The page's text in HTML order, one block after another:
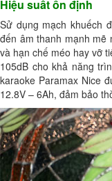
Hiệu suất ổn định
Sử dụng mạch khuếch
đến âm thanh mạnh
và hạn chế méo hay vỡ
105dB cho khả năng
karaoke Paramax Nice
12.8V – 6Ah, đảm bảo